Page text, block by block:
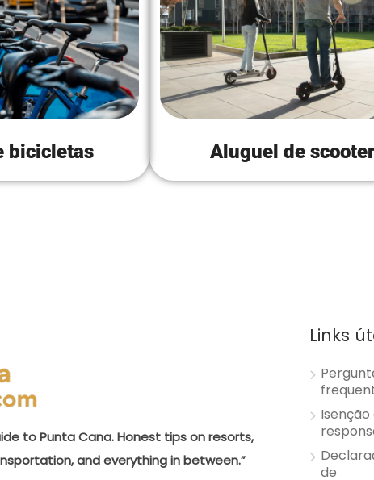
bicicletas Aluguel de
to Punta Cana. Honest tips on resorts,
and everything in between.”
Links
Isenção
de